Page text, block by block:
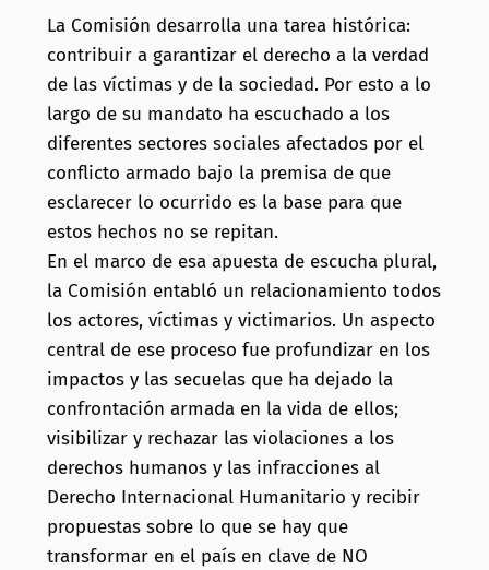
La Comisión desarrolla una tarea histórica:
contribuir a garantizar el derecho a la verdad
de las víctimas y de la sociedad. Por esto a lo
largo de su mandato ha escuchado a los
diferentes sectores sociales afectados por el
conflicto armado bajo la premisa de que
esclarecer lo ocurrido es la base para que
estos hechos no se repitan.
En el marco de esa apuesta de escucha plural,
la Comisión entabló un relacionamiento todos
los actores, víctimas y victimarios. Un aspecto
central de ese proceso fue profundizar en los
impactos y las secuelas que ha dejado la
confrontación armada en la vida de ellos;
visibilizar y rechazar las violaciones a los
derechos humanos y las infracciones al
Derecho Internacional Humanitario y recibir
propuestas sobre lo que se hay que
transformar en el país en clave de NO